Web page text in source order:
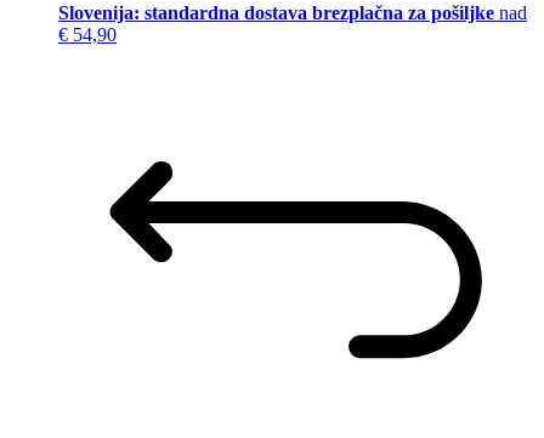
Slovenija: standardna dostava brezplačna za pošiljke nad
€ 54,90